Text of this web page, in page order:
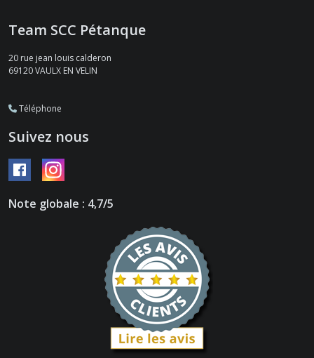
Team SCC Pétanque
20 rue jean louis calderon
69120VAULX EN VELIN
Téléphone
Suivez nous
Note globale : 4,7/5